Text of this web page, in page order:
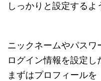
しっかりと設定するよ
ニックネームやパスワ
ログイン情報を設定し
まずはプロフィールを